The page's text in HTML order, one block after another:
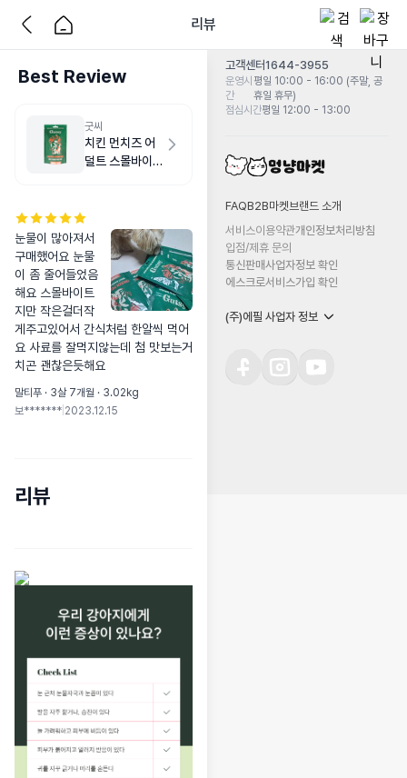
리뷰
Best Review
굿씨
치킨 먼치즈 어
덜트 스몰바이
눈물이 많아져서
구매했어요 눈물
이 좀 줄어들었음
해요 스몰바이트
지만 작은걸더작
게주고있어서 간식처럼 한알씩 먹어
요 사료를 잘먹지않는데 첨 맛보는거
치곤 괜찮은듯해요
말티푸 · 3살 7개월 · 3.02kg
보******* 2023.12.15
리뷰
고객센터1644-3955
운영시
간
평일 10:00 - 16:00 (주말, 공
휴일 휴무)
점심시간평일 12:00 - 13:00
FAQB2B마켓 브랜드 소개
서비스이용약관개인정보처리방침
입점/제휴 문의
통신판매사업자정보 확인
에스크로서비스가입 확인
(주)에필 사업자 정보